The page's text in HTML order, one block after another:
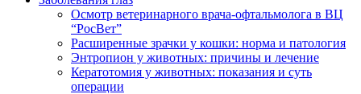
Осмотр ветеринарного врача-офтальмолога в ВЦ
“РосВет”
Расширенные зрачки у кошки: норма и патология
Энтропион у животных: причины и лечение
Кератотомия у животных: показания и суть
операции